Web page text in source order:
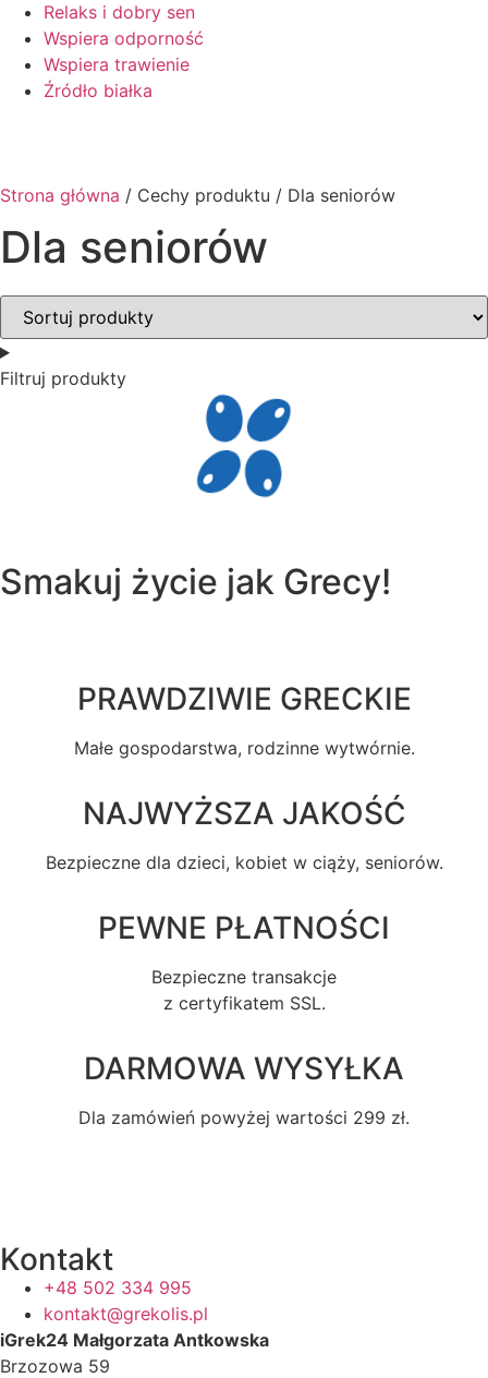
Relaks i dobry sen
Wspiera odporność
Wspiera trawienie
Źródło białka
Strona główna / Cechy produktu / Dla seniorów
Dla seniorów
Filtruj produkty
Smakuj życie jak Grecy!
PRAWDZIWIE GRECKIE
Małe gospodarstwa, rodzinne wytwórnie.
NAJWYŻSZA JAKOŚĆ
Bezpieczne dla dzieci, kobiet w ciąży, seniorów.
PEWNE PŁATNOŚCI
Bezpieczne transakcje
z certyfikatem SSL.
DARMOWA WYSYŁKA
Dla zamówień powyżej wartości 299 zł.
Kontakt
+48 502 334 995
kontakt@grekolis.pl
iGrek24 Małgorzata Antkowska
Brzozowa 59